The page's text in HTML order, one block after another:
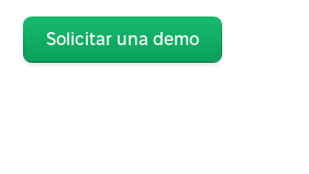
Solicitar una demo